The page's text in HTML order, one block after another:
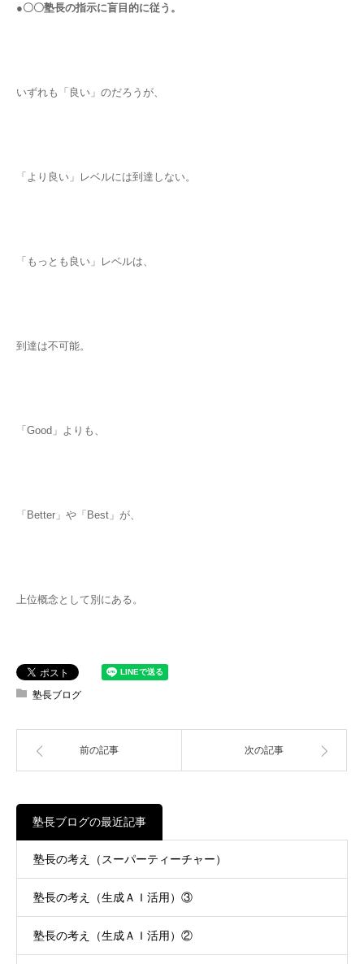
●〇〇塾長の指示に盲目的に従う。
いずれも「良い」のだろうが、
「より良い」レベルには到達しない。
「もっとも良い」レベルは、
到達は不可能。
「Good」よりも、
「Better」や「Best」が、
上位概念として別にある。
塾長ブログ
前の記事 次の記事
塾長ブログの最近記事
塾長の考え（スーパーティーチャー）
塾長の考え（生成ＡＩ活用）③
塾長の考え（生成ＡＩ活用）②